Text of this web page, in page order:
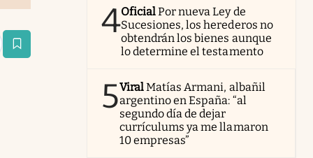
4OficialPor nueva Ley de
Sucesiones, los herederos no
obtendrán los bienes aunque
lo determine el testamento
5ViralMatías Armani, albañil
argentino en España: “al
segundo día de dejar
currículums ya me llamaron
10 empresas”